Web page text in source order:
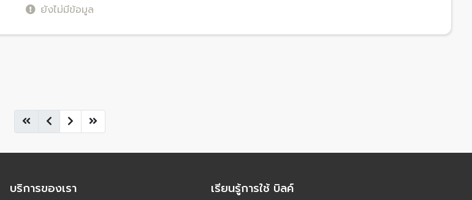
ยังไม่มีข้อมูล
บริการของเรา เรียนรู้การใช้ บิลค์